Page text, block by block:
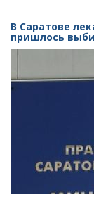
приемки
В Саратове
пришлось